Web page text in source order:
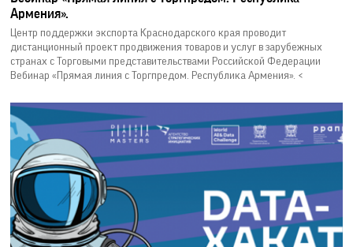
Армения».
Центр поддержки экспорта Краснодарского края проводит
дистанционный проект продвижения товаров и услуг в зарубежных
странах с Торговыми представительствами Российской Федерации
Вебинар «Прямая линия с Торгпредом. Республика Армения». <